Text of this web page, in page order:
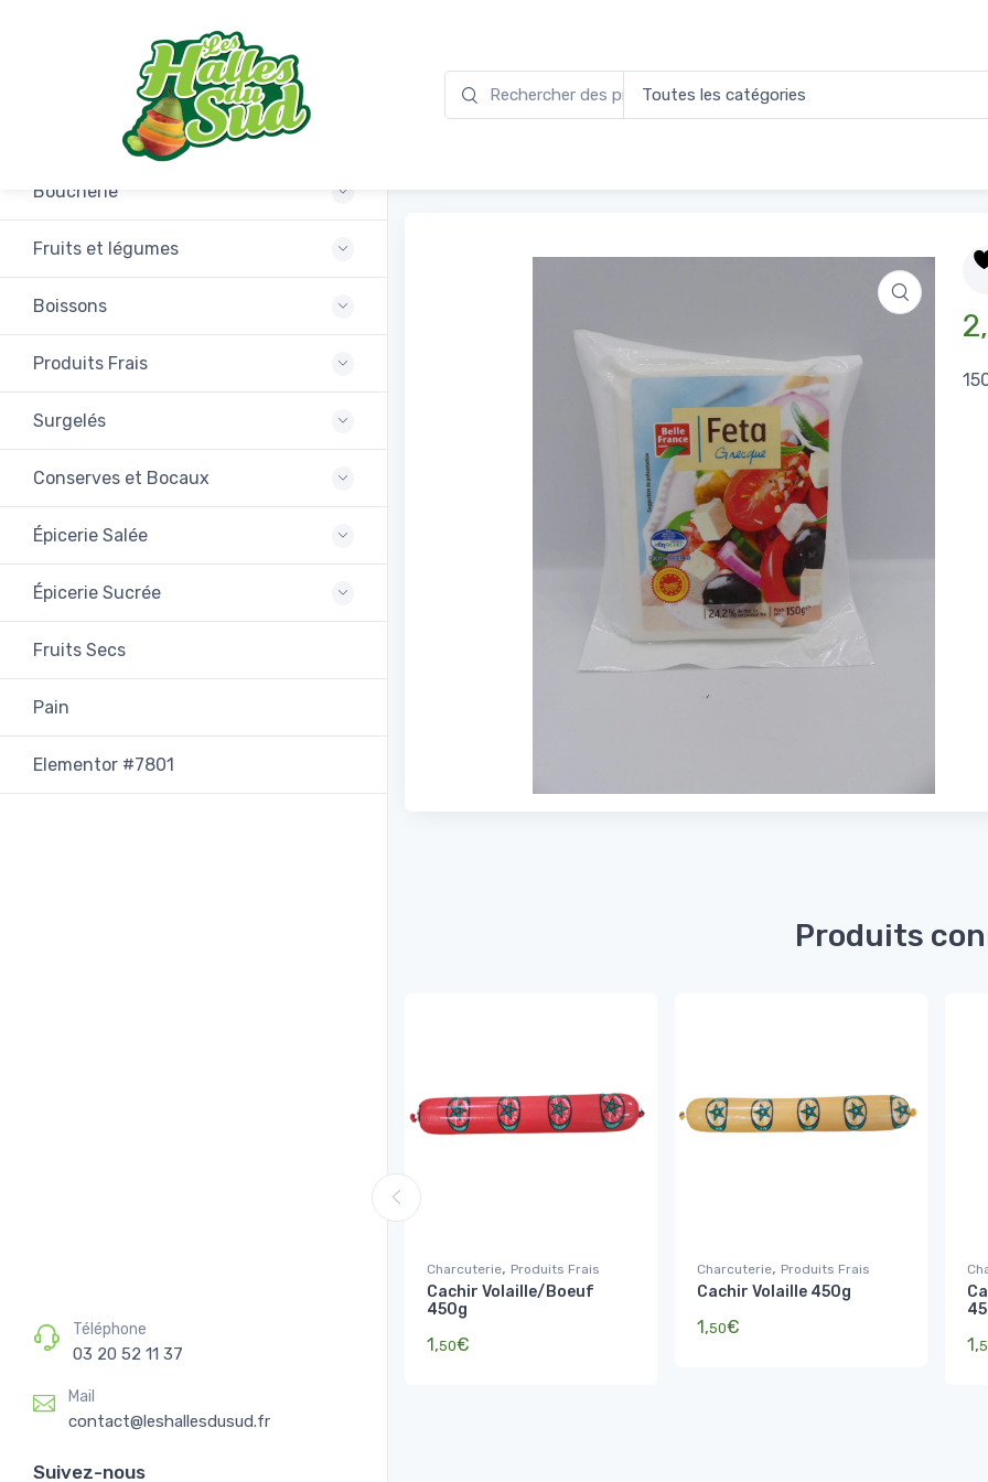
Promotions
Boucherie
Fruits et légumes
Boissons
Produits Frais
Surgelés
Conserves et Bocaux
Épicerie Salée
Épicerie Sucrée
Fruits Secs
Pain
Elementor #7801
Téléphone
03 20 52 11 37
Mail
contact@leshallesdusud.fr
Suivez-nous
2,
Produits
Charcuterie, Produits Frais
Cachir Volaille/Boeuf
450g
1,50€
Charcuterie, Produits Frais
Cachir Volaille 450g
1,50€
1,